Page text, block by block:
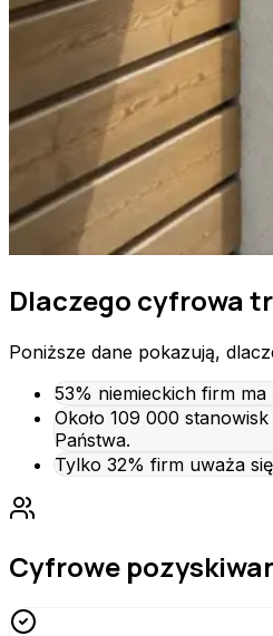
Dlaczego cyfrowa
Poniższe dane pokazują,
53% niemieckich firm
Około 109 000
Państwa.
Tylko 32% firm uważa
Cyfrowe